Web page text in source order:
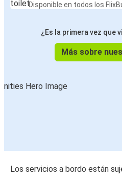
Disponible en todos los
¿Es la primera vez que
Más sobre
Los servicios a bordo están